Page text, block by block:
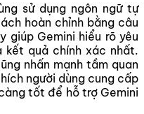
sử dụng ngôn ngữ tự
hoàn chỉnh bằng câu
giúp Gemini hiểu rõ yêu
kết quả chính xác nhất.
nhấn mạnh tầm quan
người dùng cung cấp
tốt để hỗ trợ Gemini